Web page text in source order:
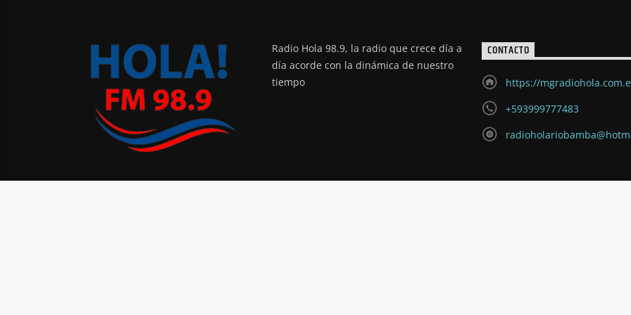
Radio Hola 98.9, la radio que crece día a
día acorde con la dinámica de nuestro
tiempo
CONTACTO
https://
+593999777483